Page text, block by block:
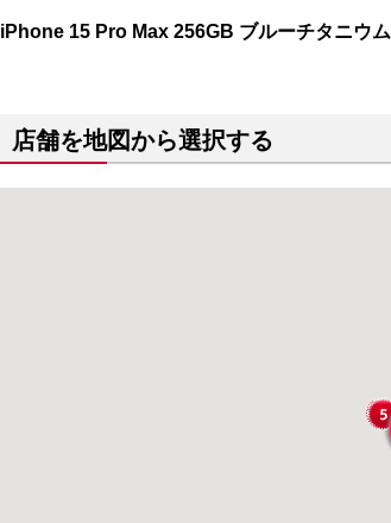
iPhone 15 Pro Max 256GB ブルーチタニウム
店舗を地図から選択する